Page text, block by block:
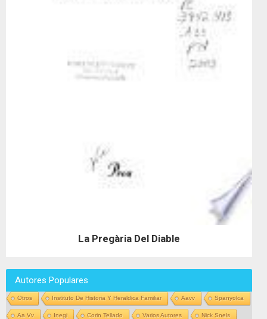
La Pregària Del Diable
Autores Populares
Otros Instituto De Historia Y Heraldica Familiar Aavv Spanyolca
Aa Vv Inegi Corin Tellado Varios Autores Nick Snels